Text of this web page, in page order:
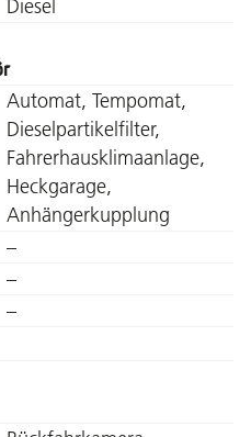
Diesel
Automat, Tempomat,
Dieselpartikelfilter,
Fahrerhausklimaanlage,
Heckgarage,
Anhängerkupplung
–
–
–